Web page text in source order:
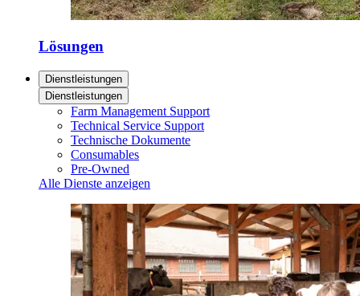
Lösungen
Dienstleistungen
Dienstleistungen
Farm Management Support
Technical Service Support
Technische Dokumente
Consumables
Pre-Owned
Alle Dienste anzeigen